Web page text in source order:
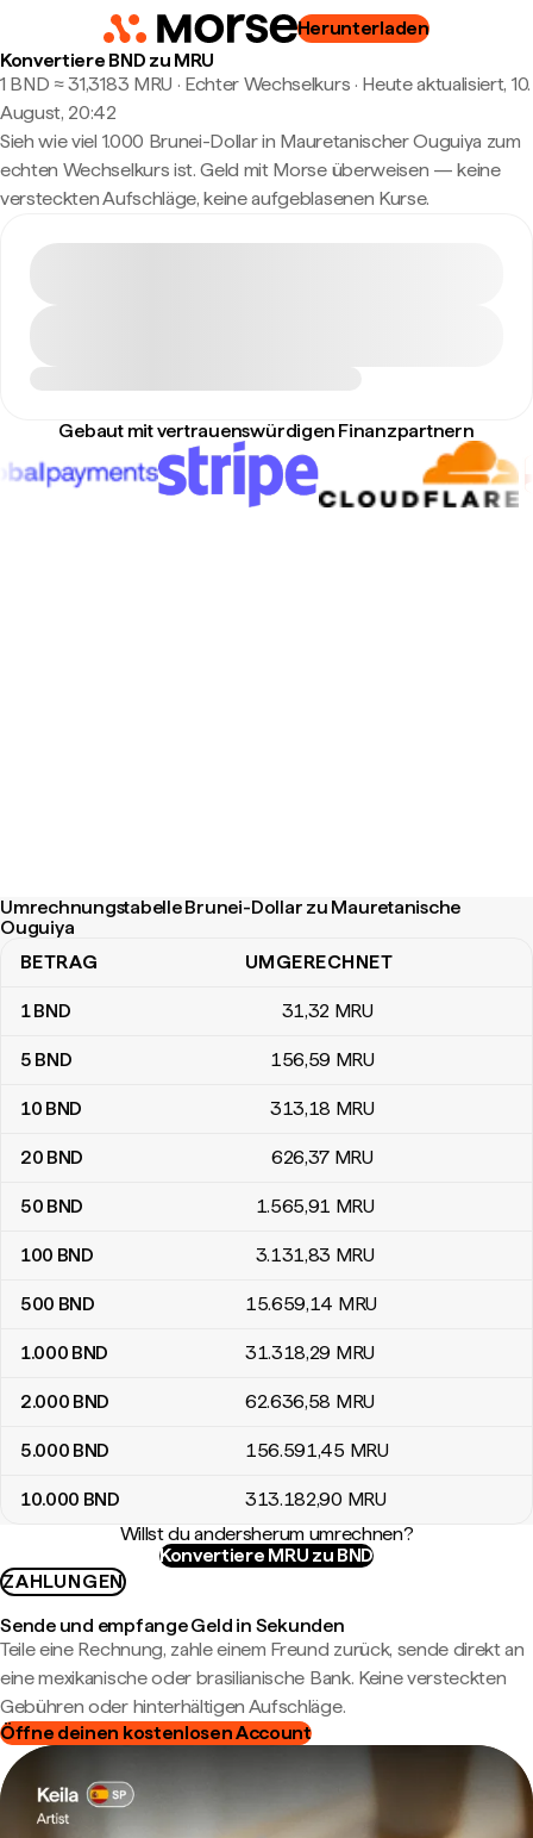
Herunterladen
Konvertiere BND zu MRU
1 BND ≈ 31,3183 MRU · Echter Wechselkurs · Heute aktualisiert, 10.
August, 20:42
Sieh wie viel 1.000 Brunei-Dollar in Mauretanischer Ouguiya zum
echten Wechselkurs ist. Geld mit Morse überweisen — keine
versteckten Aufschläge, keine aufgeblasenen Kurse.
Gebaut mit vertrauenswürdigen Finanzpartnern
Umrechnungstabelle Brunei-Dollar zu Mauretanische
Ouguiya
Umrechnungstabelle Brunei-Dollar zu Mauretanische Ouguiya
BETRAG UMGERECHNET
1BND 31,32 MRU
5 BND 156,59 MRU
10 BND 313,18 MRU
20 BND 626,37 MRU
50 BND 1.565,91 MRU
100 BND 3.131,83 MRU
500 BND 15.659,14 MRU
1.000 BND 31.318,29 MRU
2.000 BND 62.636,58 MRU
5.000 BND 156.591,45 MRU
10.000 BND 313.182,90 MRU
Willst du andersherum umrechnen?
Konvertiere MRU zu BND
ZAHLUNGEN
Sende und empfange Geld in Sekunden
Teile eine Rechnung, zahle einem Freund zurück, sende direkt an
eine mexikanische oder brasilianische Bank. Keine versteckten
Gebühren oder hinterhältigen Aufschläge.
Öffne deinen kostenlosen Account